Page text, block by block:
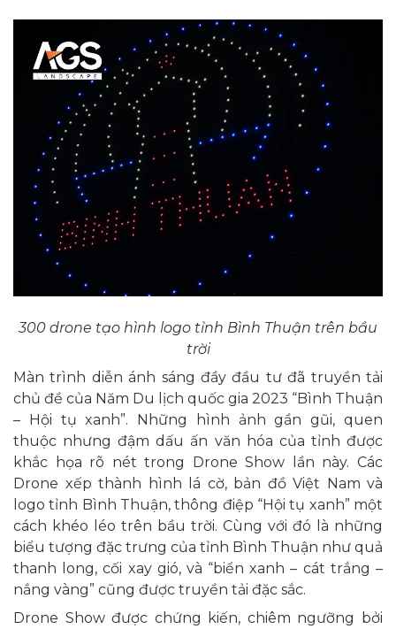
300 drone tạo hình logo tỉnh Bình Thuận trên bầu
trời
Màn trình diễn ánh sáng đầy đầu tư đã truyền tải
chủ đề của Năm Du lịch quốc gia 2023 “Bình Thuận
– Hội tụ xanh”. Những hình ảnh gần gũi, quen
thuộc nhưng đậm dấu ấn văn hóa của tỉnh được
khắc họa rõ nét trong Drone Show lần này. Các
Drone xếp thành hình lá cờ, bản đồ Việt Nam và
logo tỉnh Bình Thuận, thông điệp “Hội tụ xanh” một
cách khéo léo trên bầu trời. Cùng với đó là những
biểu tượng đặc trưng của tỉnh Bình Thuận như quả
thanh long, cối xay gió, và “biển xanh – cát trắng –
nắng vàng” cũng được truyền tải đặc sắc.
Drone Show được chứng kiến, chiêm ngưỡng bởi